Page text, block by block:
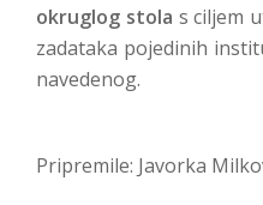
okruglog stola s ciljem
zadataka pojedinih
navedenog.
Pripremile: Javorka